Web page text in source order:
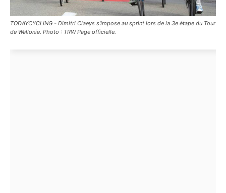
TODAYCYCLING - Dimitri Claeys s'impose au sprint lors de la 3e étape du Tour
de Wallonie. Photo : TRW Page officielle.